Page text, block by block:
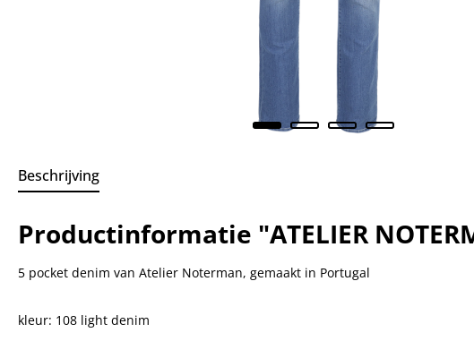
Beschrijving
Productinformatie "ATELIER
5 pocket denim van Atelier Noterman, gemaakt in Portugal
kleur: 108 light denim